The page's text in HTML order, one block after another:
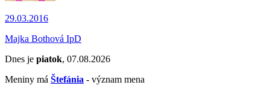
29.03.2016
Majka Bothová IpD
Dnes je piatok, 07.08.2026
Meniny má Štefánia - význam mena